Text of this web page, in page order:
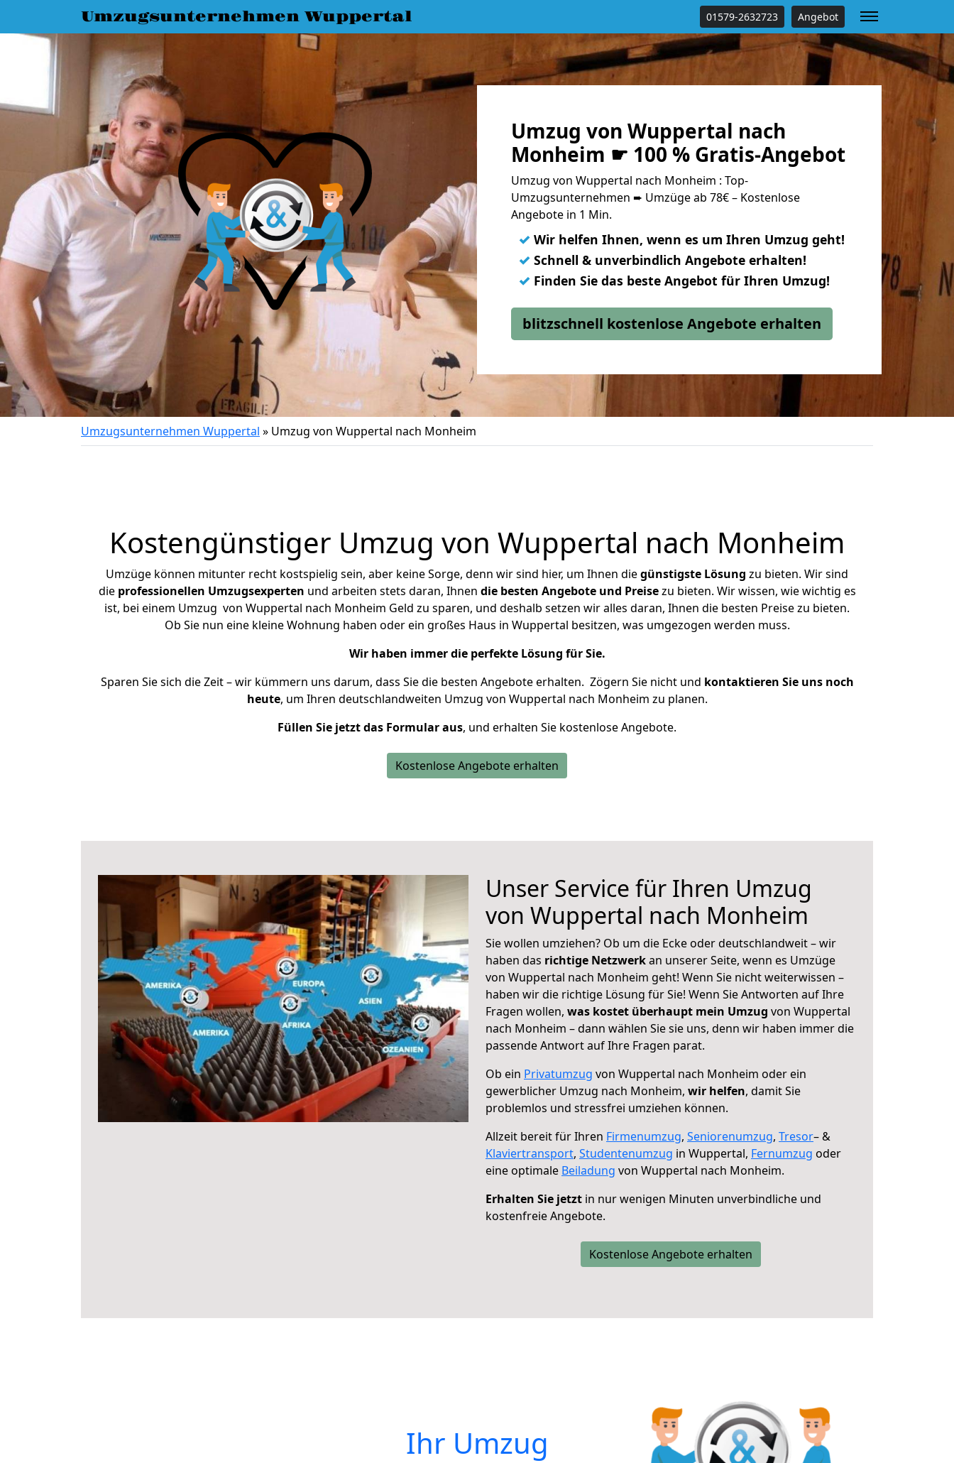
Umzugsunternehmen Wuppertal 01579-2632723 Angebot
Umzug von Wuppertal nach
Monheim ☛ 100 % Gratis-Angebot
Umzug von Wuppertal nach Monheim : Top-
Umzugsunternehmen ➨ Umzüge ab 78€ – Kostenlose
Angebote in 1 Min.
✓ Wir helfen Ihnen, wenn es um Ihren Umzug geht!
✓ Schnell & unverbindlich Angebote erhalten!
✓ Finden Sie das beste Angebot für Ihren Umzug!
blitzschnell kostenlose Angebote erhalten
Umzugsunternehmen Wuppertal » Umzug von Wuppertal nach Monheim
Kostengünstiger Umzug von Wuppertal nach Monheim
Umzüge können mitunter recht kostspielig sein, aber keine Sorge, denn wir sind hier, um Ihnen diegünstigste Lösung zu bieten. Wir sind
die professionellen Umzugsexperten und arbeiten stets daran, Ihnen die besten Angebote und Preisezu bieten. Wir wissen, wie wichtig es
ist, bei einem Umzug von Wuppertal nach Monheim Geld zu sparen, und deshalb setzen wir alles daran, Ihnen die besten Preise zu bieten.
Ob Sie nun eine kleine Wohnung haben oder ein großes Haus in Wuppertal besitzen, was umgezogen werden muss.
Wir haben immer die perfekte Lösung für Sie.
Sparen Sie sich die Zeit – wir kümmern uns darum, dass Sie die besten Angebote erhalten. Zögern Sie nicht und kontaktieren Sie uns noch
heute, um Ihren deutschlandweiten Umzug von Wuppertal nach Monheim zu planen.
Füllen Sie jetzt das Formular aus, und erhalten Sie kostenlose Angebote.
Kostenlose Angebote erhalten
Unser Service für Ihren Umzug
von Wuppertal nach Monheim
Sie wollen umziehen? Ob um die Ecke oder deutschlandweit – wir
haben das richtige Netzwerkan unserer Seite, wenn es Umzüge
von Wuppertal nach Monheim geht! Wenn Sie nicht weiterwissen –
haben wir die richtige Lösung für Sie! Wenn Sie Antworten auf Ihre
Fragen wollen, was kostet überhaupt mein Umzug von Wuppertal
nach Monheim – dann wählen Sie sie uns, denn wir haben immer die
passende Antwort auf Ihre Fragen parat.
Ob ein Privatumzug von Wuppertal nach Monheim oder ein
gewerblicher Umzug nach Monheim, wir helfen, damit Sie
problemlos und stressfrei umziehen können.
Allzeit bereit für Ihren Firmenumzug, Seniorenumzug, Tresor– &
Klaviertransport, Studentenumzug in Wuppertal, Fernumzug oder
eine optimale Beiladung von Wuppertal nach Monheim.
Erhalten Sie jetzt in nur wenigen Minuten unverbindliche und
kostenfreie Angebote.
Kostenlose Angebote erhalten
Ihr Umzug